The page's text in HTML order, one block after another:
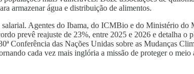
armazenar água e distribuição de alimentos.
salarial. Agentes do Ibama, do ICMBio e do Ministério do
prevê reajuste de 23%, entre 2025 e 2026 e detalha o
Conferência das Nações Unidas sobre as Mudanças
cada vez mais inglória a missão de proteger o meio